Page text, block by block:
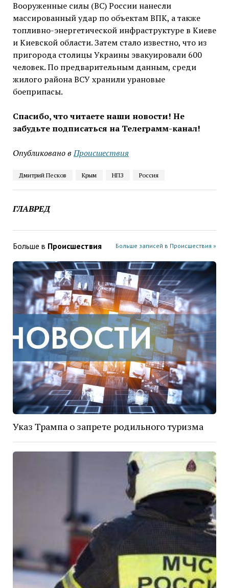
Вооруженные силы (ВС) России нанесли
массированный удар по объектам ВПК, а также
топливно-энергетической инфраструктуре в Киеве
и Киевской области. Затем стало известно, что из
пригорода столицы Украины эвакуировали 600
человек. По предварительным данным, среди
жилого района ВСУ хранили урановые
боеприпасы.
Спасибо, что читаете наши новости! Не
забудьте подписаться на Телеграмм-канал!
Опубликовано в Проиcшествия
Дмитрий Песков Крым НПЗ Россия
ГЛАВРЕД
Больше в Проиcшествия Больше записей в Проиcшествия »
Указ Трампа о запрете родильного туризма